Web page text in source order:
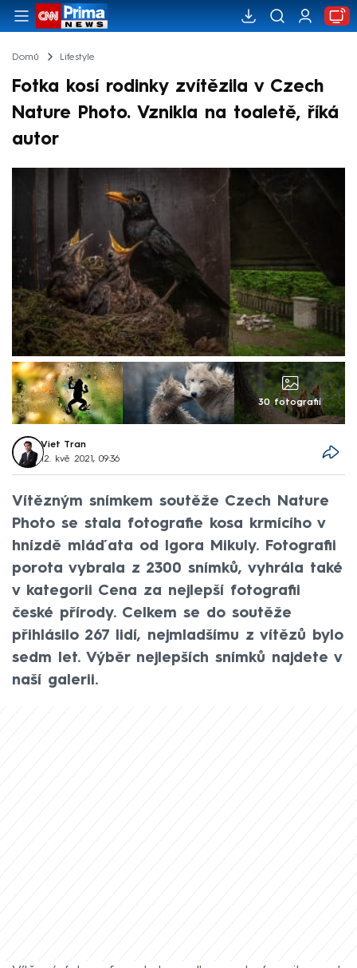
Domů Lifestyle
Fotka kosí rodinky zvítězila v Czech
Nature Photo. Vznikla na toaletě, říká
autor
30 fotografií
Viet Tran
12. kvě 2021, 09:36
Vítězným snímkem soutěže Czech Nature
Photo se stala fotografie kosa krmícího v
hnízdě mláďata od Igora Mikuly. Fotografii
porota vybrala z 2300 snímků, vyhrála také
v kategorii Cena za nejlepší fotografii
české přírody. Celkem se do soutěže
přihlásilo 267 lidí, nejmladšímu z vítězů bylo
sedm let. Výběr nejlepších snímků najdete v
naší galerii.